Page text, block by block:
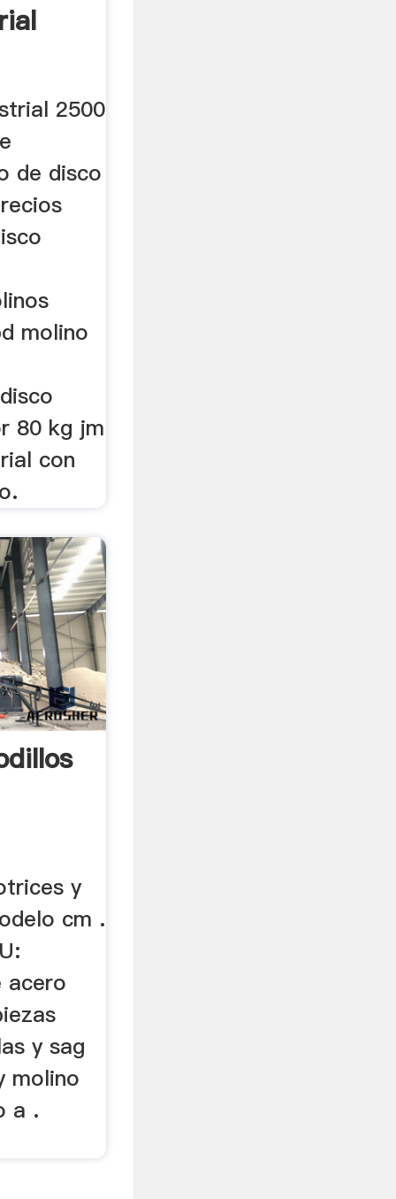
2500
de disco
molino
80 kg jm
con
y
cm .
acero
y sag
molino
a .